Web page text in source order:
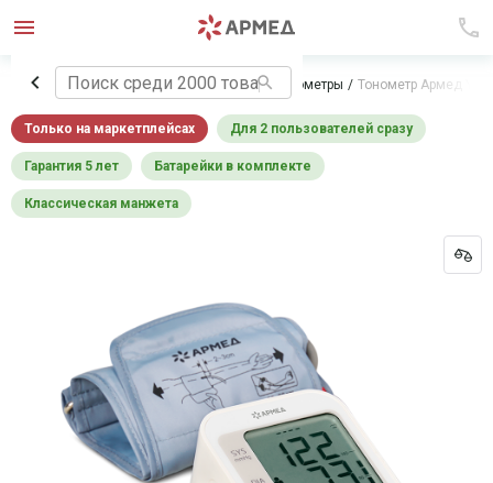
Главная Медицинское оборудование Тонометры Тонометр Армед
Только на маркетплейсах Для 2 пользователей сразу
Гарантия 5 лет Батарейки в комплекте
Классическая манжета